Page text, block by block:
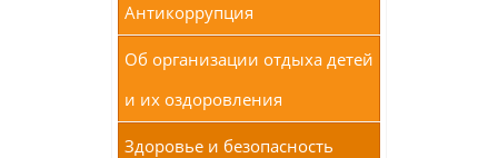
Антикоррупция
Об организации отдыха детей
и их оздоровления
Здоровье и безопасность